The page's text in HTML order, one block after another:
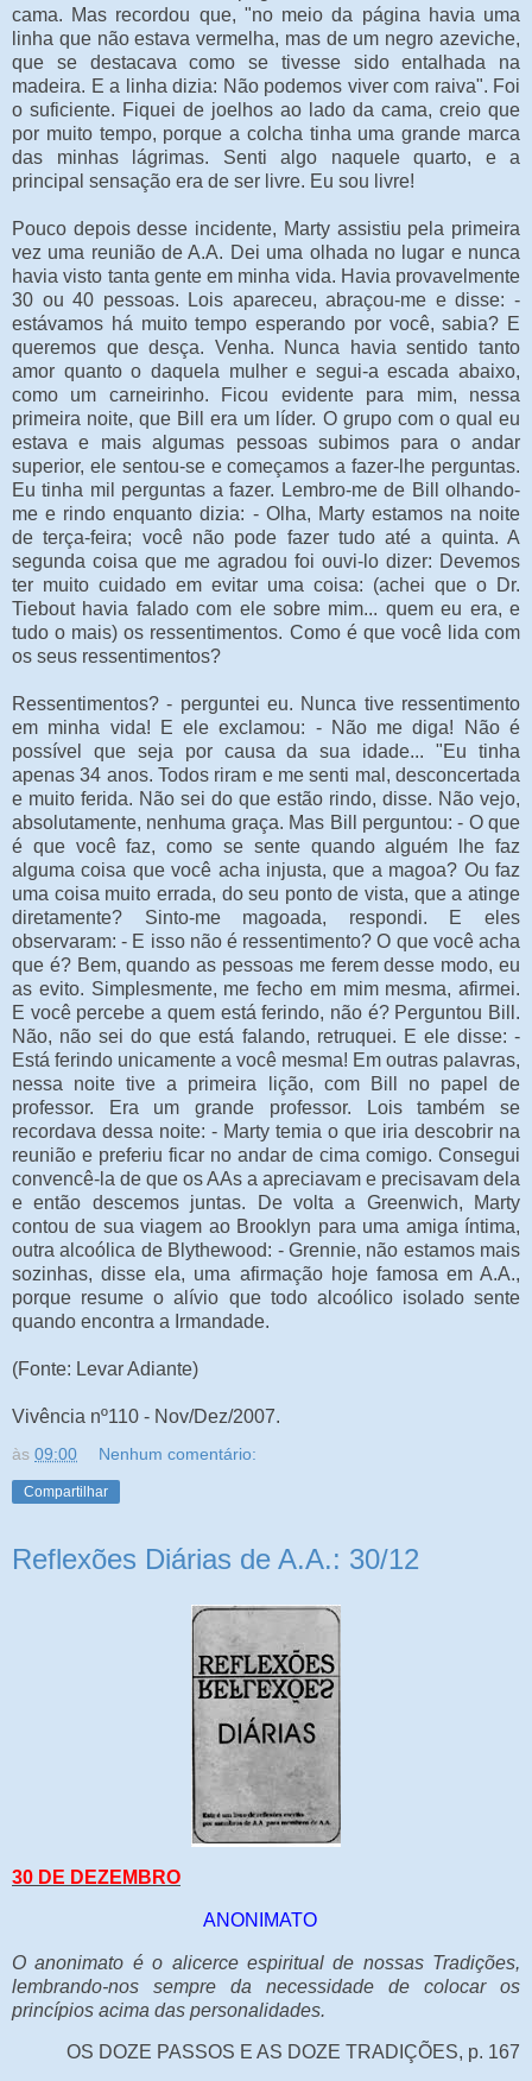
cama. Mas recordou que, "no meio da página havia uma
linha que não estava vermelha, mas de um negro azeviche,
que se destacava como se tivesse sido entalhada na
madeira. E a linha dizia: Não podemos viver com raiva". Foi
o suficiente. Fiquei de joelhos ao lado da cama, creio que
por muito tempo, porque a colcha tinha uma grande marca
das minhas lágrimas. Senti algo naquele quarto, e a
principal sensação era de ser livre. Eu sou livre!
Pouco depois desse incidente, Marty assistiu pela primeira
vez uma reunião de A.A. Dei uma olhada no lugar e nunca
havia visto tanta gente em minha vida. Havia provavelmente
30 ou 40 pessoas. Lois apareceu, abraçou-me e disse: -
estávamos há muito tempo esperando por você, sabia? E
queremos que desça. Venha. Nunca havia sentido tanto
amor quanto o daquela mulher e segui-a escada abaixo,
como um carneirinho. Ficou evidente para mim, nessa
primeira noite, que Bill era um líder. O grupo com o qual eu
estava e mais algumas pessoas subimos para o andar
superior, ele sentou-se e começamos a fazer-lhe perguntas.
Eu tinha mil perguntas a fazer. Lembro-me de Bill olhando-
me e rindo enquanto dizia: - Olha, Marty estamos na noite
de terça-feira; você não pode fazer tudo até a quinta. A
segunda coisa que me agradou foi ouvi-lo dizer: Devemos
ter muito cuidado em evitar uma coisa: (achei que o Dr.
Tiebout havia falado com ele sobre mim... quem eu era, e
tudo o mais) os ressentimentos. Como é que você lida com
os seus ressentimentos?
Ressentimentos? - perguntei eu. Nunca tive ressentimento
em minha vida! E ele exclamou: - Não me diga! Não é
possível que seja por causa da sua idade... "Eu tinha
apenas 34 anos. Todos riram e me senti mal, desconcertada
e muito ferida. Não sei do que estão rindo, disse. Não vejo,
absolutamente, nenhuma graça. Mas Bill perguntou: - O que
é que você faz, como se sente quando alguém lhe faz
alguma coisa que você acha injusta, que a magoa? Ou faz
uma coisa muito errada, do seu ponto de vista, que a atinge
diretamente? Sinto-me magoada, respondi. E eles
observaram: - E isso não é ressentimento? O que você acha
que é? Bem, quando as pessoas me ferem desse modo, eu
as evito. Simplesmente, me fecho em mim mesma, afirmei.
E você percebe a quem está ferindo, não é? Perguntou Bill.
Não, não sei do que está falando, retruquei. E ele disse: -
Está ferindo unicamente a você mesma! Em outras palavras,
nessa noite tive a primeira lição, com Bill no papel de
professor. Era um grande professor. Lois também se
recordava dessa noite: - Marty temia o que iria descobrir na
reunião e preferiu ficar no andar de cima comigo. Consegui
convencê-la de que os AAs a apreciavam e precisavam dela
e então descemos juntas. De volta a Greenwich, Marty
contou de sua viagem ao Brooklyn para uma amiga íntima,
outra alcoólica de Blythewood: - Grennie, não estamos mais
sozinhas, disse ela, uma afirmação hoje famosa em A.A.,
porque resume o alívio que todo alcoólico isolado sente
quando encontra a Irmandade.
(Fonte: Levar Adiante)
Vivência nº110 - Nov/Dez/2007.
às 09:00 Nenhum comentário:
Compartilhar
Reflexões Diárias de A.A.: 30/12
30 DE DEZEMBRO
ANONIMATO
O anonimato é o alicerce espiritual de nossas Tradições,
lembrando-nos sempre da necessidade de colocar os
princípios acima das personalidades.
OS DOZE PASSOS E AS DOZE TRADIÇÕES, p. 167